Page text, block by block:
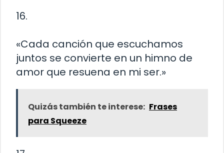
16.
«Cada canción que escuchamos
juntos se convierte en un himno de
amor que resuena en mi ser.»
Quizás también te interese: Frases
para Squeeze